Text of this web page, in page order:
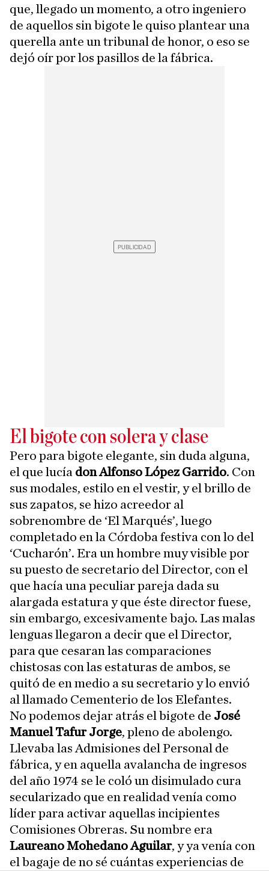
que, llegado un momento, a otro ingeniero
de aquellos sin bigote le quiso plantear una
querella ante un tribunal de honor, o eso se
dejó oír por los pasillos de la fábrica.
El bigote con solera y clase
Pero para bigote elegante, sin duda alguna,
el que lucía don Alfonso López Garrido. Con
sus modales, estilo en el vestir, y el brillo de
sus zapatos, se hizo acreedor al
sobrenombre de ‘El Marqués’, luego
completado en la Córdoba festiva con lo del
‘Cucharón’. Era un hombre muy visible por
su puesto de secretario del Director, con el
que hacía una peculiar pareja dada su
alargada estatura y que éste director fuese,
sin embargo, excesivamente bajo. Las malas
lenguas llegaron a decir que el Director,
para que cesaran las comparaciones
chistosas con las estaturas de ambos, se
quitó de en medio a su secretario y lo envió
al llamado Cementerio de los Elefantes.
No podemos dejar atrás el bigote de José
Manuel Tafur Jorge, pleno de abolengo.
Llevaba las Admisiones del Personal de
fábrica, y en aquella avalancha de ingresos
del año 1974 se le coló un disimulado cura
secularizado que en realidad venía como
líder para activar aquellas incipientes
Comisiones Obreras. Su nombre era
Laureano Mohedano Aguilar, y ya venía con
el bagaje de no sé cuántas experiencias de